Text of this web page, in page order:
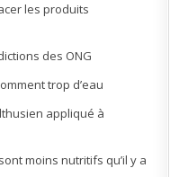
les produits
des ONG
trop d’eau
appliqué à
moins nutritifs qu’il y a